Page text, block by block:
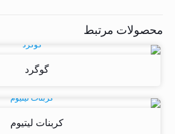
محصولات مرتبط
گوگرد
کربنات لیتیوم